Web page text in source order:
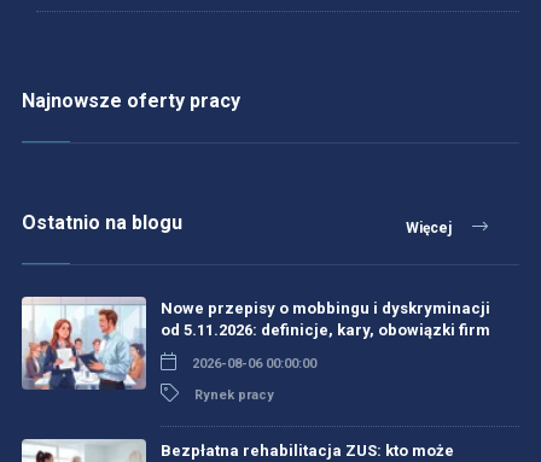
Najnowsze oferty pracy
Ostatnio na blogu Więcej
Nowe przepisy o mobbingu i dyskryminacji
od 5.11.2026: definicje, kary, obowiązki firm
2026-08-06 00:00:00
Rynek pracy
Bezpłatna rehabilitacja ZUS: kto może